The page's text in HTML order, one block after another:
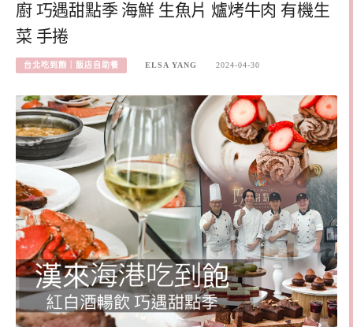
廚 巧遇甜點季 海鮮 生魚片 爐烤牛肉 有機生
菜 手捲
台北吃到飽｜飯店自助餐 ELSA YANG 2024-04-30